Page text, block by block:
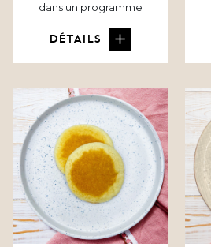
dans un programme
DÉTAILS